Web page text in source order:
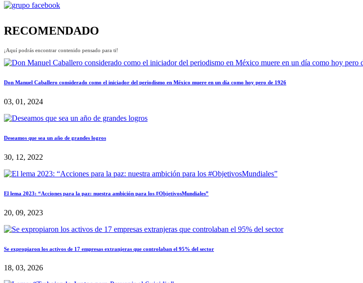
RECOMENDADO
¡Aquí podrás encontrar contenido pensado para ti!
Don Manuel Caballero considerado como el iniciador del periodismo en México muere en un día como hoy pero de 1926
03, 01, 2024
Deseamos que sea un año de grandes logros
30, 12, 2022
El lema 2023: “Acciones para la paz: nuestra ambición para los #ObjetivosMundiales”
20, 09, 2023
Se expropiaron los activos de 17 empresas extranjeras que controlaban el 95% del sector
18, 03, 2026